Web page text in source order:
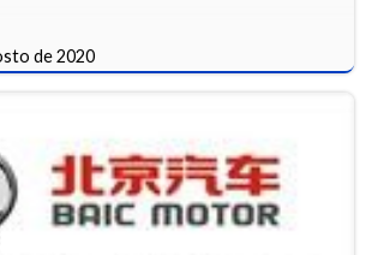
de 2020